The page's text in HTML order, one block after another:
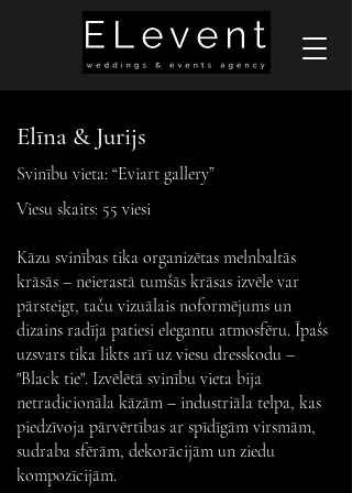
Elīna & Jurijs
Svinību vieta: “Eviart gallery”
Viesu skaits: 55 viesi
Kāzu svinības tika organizētas melnbaltās
krāsās – neierastā tumšās krāsas izvēle var
pārsteigt, taču vizuālais noformējums un
dizains radīja patiesi elegantu atmosfēru. Īpašs
uzsvars tika likts arī uz viesu dresskodu –
"Black tie". Izvēlētā svinību vieta bija
netradicionāla kāzām – industriāla telpa, kas
piedzīvoja pārvērtības ar spīdīgām virsmām,
sudraba sfērām, dekorācijām un ziedu
kompozīcijām.